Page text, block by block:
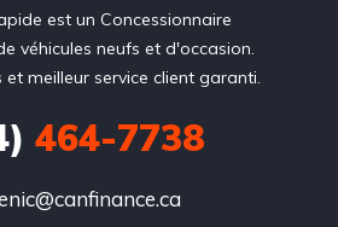
est un Concessionnaire
véhicules neufs et d'occasion.
et meilleur service client garanti.
464-7738